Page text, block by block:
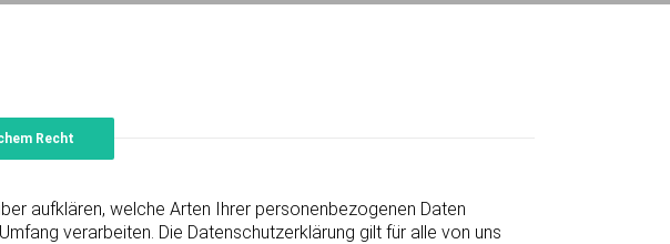
Recht
aufklären, welche Arten Ihrer personenbezogenen Daten
verarbeiten. Die Datenschutzerklärung gilt für alle von uns